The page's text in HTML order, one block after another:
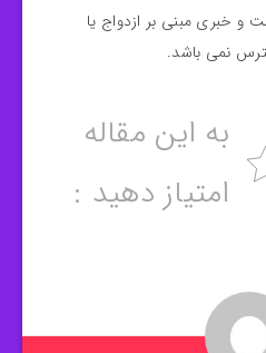
است و خبری مبنی بر ازدواج یا
نمی باشد.
به این مقاله
امتیاز دهید :